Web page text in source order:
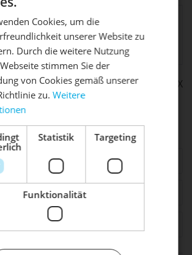
Sport Import GmbH,
Industriestr. 39, 26188
Edewecht,
info@sportimport.de
LINKS ZU "FLASCHENHALTER MATRIX
von Lezyne
sich ebenfalls angesehen
X
LACHT, DEIN
RAD ERWACHT
Bike frühlingsfit - gönn
Service, den es verdient!
braucht Service, Wartung
oder ein Update?
dir jetzt deinen Termin.
Cookies, um die
unserer Website zu
Durch die weitere Nutzung
stimmen Sie der
von Cookies gemäß unserer
zu.Weitere
Statistik Targeting
Funktionalität